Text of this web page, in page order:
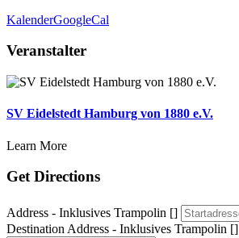
KalenderGoogleCal
Veranstalter
SV Eidelstedt Hamburg von 1880 e.V.
Learn More
Get Directions
Address - Inklusives Trampolin []
Destination Address - Inklusives Trampolin []